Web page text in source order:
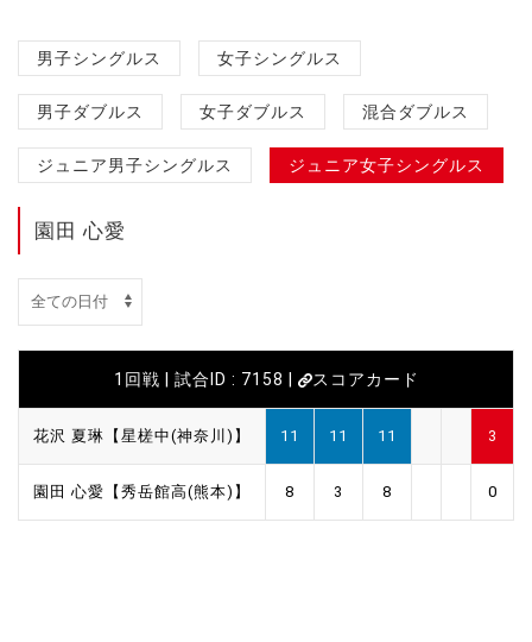
男子シングルス 女子シングルス
男子ダブルス 女子ダブルス 混合ダブルス
ジュニア男子シングルス ジュニア女子シングルス
園田 心愛
1回戦 | 試合ID : 7158 | スコアカード
花沢 夏琳【星槎中(神奈川)】 11 11 11 3
園田 心愛【秀岳館高(熊本)】 8 3 8 0